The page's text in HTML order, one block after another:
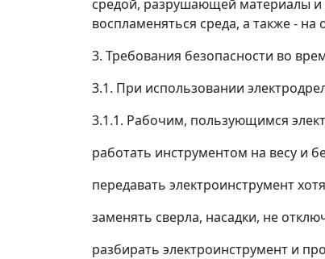
средой, разрушающей материалы и
воспламеняться среда, а также -
3. Требования безопасности во
3.1. При использовании
3.1.1. Рабочим, пользующимся
работать инструментом на весу и
передавать электроинструмент
заменять сверла, насадки, не
разбирать электроинструмент и